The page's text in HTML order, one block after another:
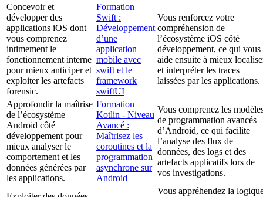
Concevoir et
développer des
applications iOS dont
vous comprenez
intimement le
fonctionnement interne
pour mieux anticiper et
exploiter les artefacts
forensic.
Formation
Swift :
Développement
d’une
application
mobile avec
swift et le
framework
swiftUI
Vous renforcez votre
compréhension de
l’écosystème iOS côté
développement, ce qui vous
aide ensuite à mieux
et interpréter les traces
laissées par les applications.
Approfondir la maîtrise
de l’écosystème
Android côté
développement pour
mieux analyser le
comportement et les
données générées par
les applications.
Formation
Kotlin - Niveau
Avancé :
Maîtrisez les
coroutines et la
programmation
asynchrone sur
Android
Vous comprenez les
de programmation avancés
d’Android, ce qui facilite
l’analyse des flux de
données, des logs et des
artefacts applicatifs lors de
vos investigations.
Vous appréhendez la